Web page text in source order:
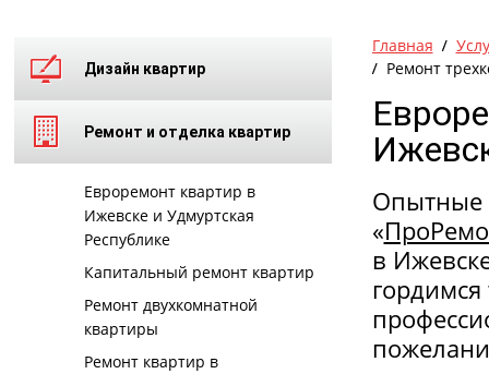
Главная
Ремонт
Опытные
«
в
Дизайн квартир
Ремонт и отделка квартир
Евроремонт квартир в
Ижевске и Удмуртская
Республике
Капитальный ремонт квартир
Ремонт двухкомнатной
квартиры
Ремонт квартир в